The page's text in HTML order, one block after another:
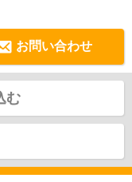
お問い合わせ
む